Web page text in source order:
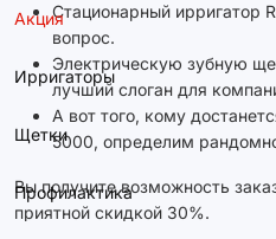
Акция
Ирригаторы
Щетки
Профилактика
Стационарный ирригатор
вопрос.
Электрическую зубную
лучший слоган для
А вот того, кому
5000, определим
Вы получите возможность
приятной скидкой 30%.